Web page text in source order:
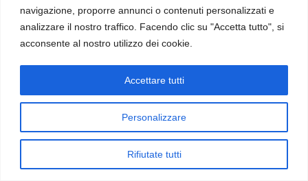
navigazione, proporre annunci o contenuti personalizzati e
analizzare il nostro traffico. Facendo clic su "Accetta tutto", si
acconsente al nostro utilizzo dei cookie.
Personalizzare
Rifiutate tutti
Accettare tutti
richiesta di preventivo, chiedi i
rapporti di collaudo dello
stabilimento.